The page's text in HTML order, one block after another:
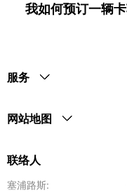
我如何预订一辆
服务
网站地图
联络人
塞浦路斯: